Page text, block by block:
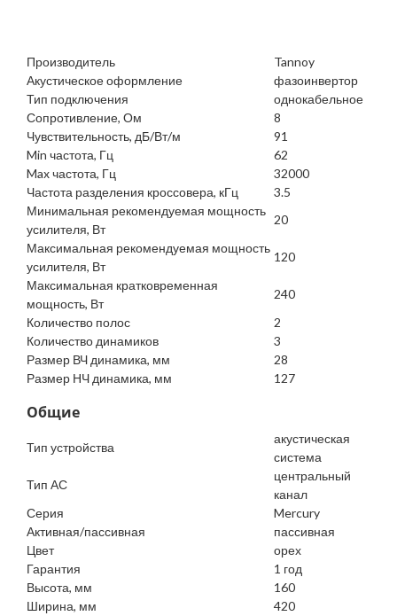
Производитель
Tannoy
Акустическое оформление
фазоинвертор
Тип подключения
однокабельное
Сопротивление, Ом
8
Чувствительность, дБ/Вт/м
91
Min частота, Гц
62
Max частота, Гц
32000
Частота разделения кроссовера, кГц
3.5
Минимальная рекомендуемая мощность
усилителя, Вт
20
Максимальная рекомендуемая мощность
усилителя, Вт
120
Максимальная кратковременная
мощность, Вт
240
Количество полос
2
Количество динамиков
3
Размер ВЧ динамика, мм
28
Размер НЧ динамика, мм
127
Общие
Тип устройства
акустическая
система
Тип АС
центральный
канал
Серия
Mercury
Активная/пассивная
пассивная
Цвет
орех
Гарантия
1 год
Высота, мм
160
Ширина, мм
420